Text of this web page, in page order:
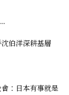
伯洋深耕基層
：日本有事就是